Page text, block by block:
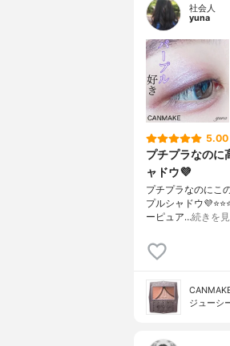
社会人
yuna
5.00
プチプラなの
ャドウ💜
プチプラなのにこ
プルシャドウ
ーピュア…続きを
ジューシ